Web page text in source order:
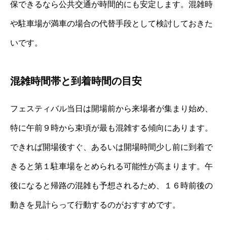
保できるなら公共交通が時間的にも安定します。混雑時
や駐車場が満車の場合の代替手段として検討しておきた
いです。
混雑時間帯と到着時間の目安
フェスティバル当日は開場前から来場者が集まり始め、
特に午前９時から束頃が最も混雑する傾向にあります。
できれば開場後すぐ、あるいは開場時間少し前に到着で
きると第１駐車場をとめられる可能性が高まります。午
後になると帰路の混雑も予想されるため、１６時前後の
動きを見計らって行動するのがおすすめです。